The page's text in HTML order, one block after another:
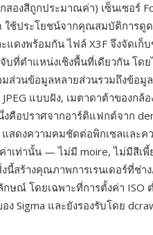
สองสีถูกประมาณค่า) เซ็นเซอร์
ใช้ประโยชน์จากคุณสมบัติการดู
ะแดงพร้อมกัน ไฟล์ X3F จึงจัดเ
ที่ตำแหน่งเชิงพื้นที่เดียวกัน โด
มส่วนข้อมูลหลายส่วนรวมถึงข้อมู
แบบฝัง, เมตาดาต้าของกล้
งคือปราศจากอาร์ติแฟกต์จาก
แสดงความคมชัดต่อพิกเซลและค
าเท่านั้น — ไม่มี moire, ไม่มีสีเ
นี้สร้างคุณภาพการเรนเดอร์ที่ช่
กษณ์ โดยเฉพาะที่การตั้งค่า ISO
ง Sigma และยังรองรับโดย